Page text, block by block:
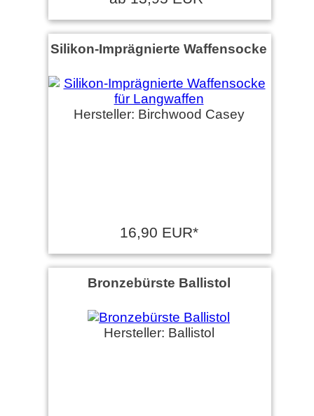
Silikon-Imprägnierte Waffensocke
Hersteller: Birchwood Casey
16,90 EUR*
Bronzebürste Ballistol
Hersteller: Ballistol